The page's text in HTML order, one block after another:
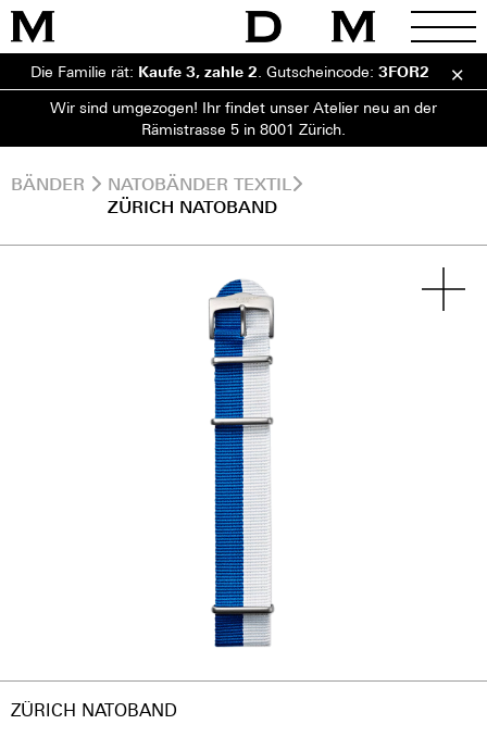
Die Familie rät: Kaufe 3, zahle 2 Gutscheincode: 3FOR2
Wir sind umgezogen! Ihr findet unser Atelier neu an der
Rämistrasse 5 in 8001 Zürich.
BÄNDER
NATOBÄNDER TEXTIL
ZÜRICH NATOBAND
ZÜRICH NATOBAND